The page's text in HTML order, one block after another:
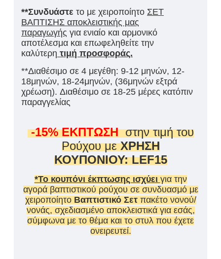
**Συνδυάστε το με χειροποίητο ΣΕΤ
ΒΑΠΤΙΣΗΣ αποκλειστικής μας
παραγωγής για ενιαίο και αρμονικό
αποτέλεσμα και επωφεληθείτε την
καλύτερη τιμή προσφοράς.
**Διαθέσιμο σε 4 μεγέθη: 9-12 μηνών, 12-
18μηνών, 18-24μηνών, (36μηνών εξτρά
χρέωση). Διαθέσιμο σε 18-25 μέρες κατόπιν
παραγγελίας
-15% ΕΚΠΤΩΣΗστην τιμή του
Ρούχου μεΧΡΗΣΗ
ΚΟΥΠΟΝΙΟΥ: LEF15
*Το κουπόνι έκπτωσης ισχύει για την
αγορά βαπτιστικού ρούχου σε συνδυασμό με
χειροποίητο Βαπτιστικό Σετ πακέτο νονού/
νονάς, σχεδιασμένο αποκλειστικά για εσάς,
σύμφωνα με το θέμα και το στυλ που έχετε
ονειρευτεί.